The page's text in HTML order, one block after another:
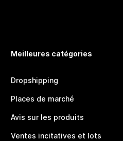
Meilleures catégories
Dropshipping
Places de marché
Avis sur les produits
Ventes incitatives et lots